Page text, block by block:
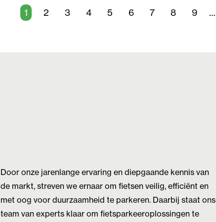
1 2 3 4 5 6 7 8 9 …
Door onze jarenlange ervaring en diepgaande kennis van
de markt, streven we ernaar om fietsen veilig, efficiënt en
met oog voor duurzaamheid te parkeren. Daarbij staat ons
team van experts klaar om fietsparkeeroplossingen te